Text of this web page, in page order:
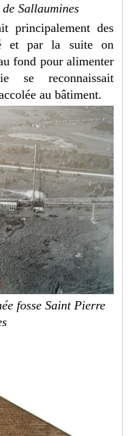
Sallaumines
principalement des
et par la suite on
fond pour alimenter
se reconnaissait
au bâtiment.
fosse Saint Pierre